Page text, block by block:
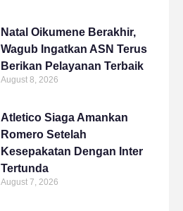
Natal Oikumene Berakhir,
Wagub Ingatkan ASN Terus
Berikan Pelayanan Terbaik
August 8, 2026
Atletico Siaga Amankan
Romero Setelah
Kesepakatan Dengan Inter
Tertunda
August 7, 2026